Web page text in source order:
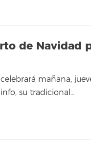
de Navidad
mañana,
su tradicional…